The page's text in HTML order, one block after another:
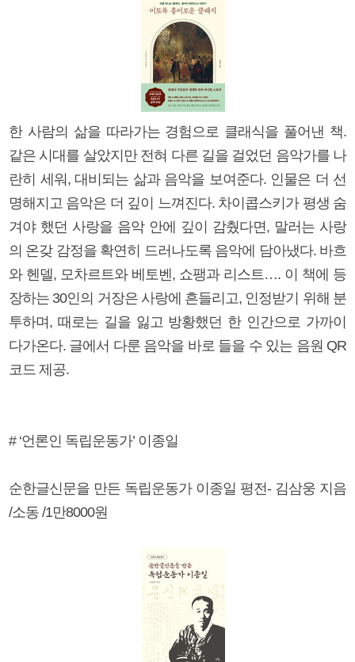
한 사람의 삶을 따라가는 경험으로 클래식을 풀어낸 책.
같은 시대를 살았지만 전혀 다른 길을 걸었던 음악가를 나
란히 세워, 대비되는 삶과 음악을 보여준다. 인물은 더 선
명해지고 음악은 더 깊이 느껴진다. 차이콥스키가 평생 숨
겨야 했던 사랑을 음악 안에 깊이 감췄다면, 말러는 사랑
의 온갖 감정을 확연히 드러나도록 음악에 담아냈다. 바흐
와 헨델, 모차르트와 베토벤, 쇼팽과 리스트…. 이 책에 등
장하는 30인의 거장은 사랑에 흔들리고, 인정받기 위해 분
투하며, 때로는 길을 잃고 방황했던 한 인간으로 가까이
다가온다. 글에서 다룬 음악을 바로 들을 수 있는 음원 QR
코드 제공.
# ‘언론인 독립운동가’ 이종일
순한글신문을 만든 독립운동가 이종일 평전- 김삼웅 지음
/소동 /1만8000원